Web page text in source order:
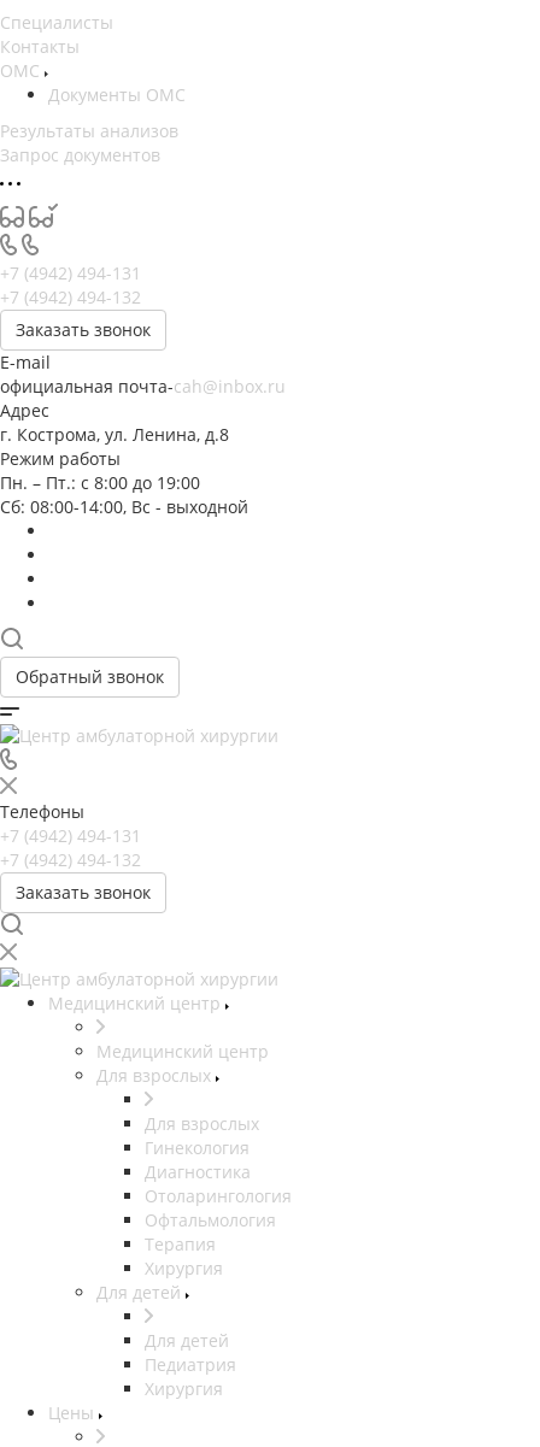
Специалисты
Контакты
ОМС
Документы ОМС
Результаты анализов
Запрос документов
+7 (4942) 494-131
+7 (4942) 494-132
Заказать звонок
E-mail
официальная почта-cah@inbox.ru
Адрес
г. Кострома, ул. Ленина, д.8
Режим работы
Пн. – Пт.: с 8:00 до 19:00
Сб: 08:00-14:00, Вс - выходной
Обратный звонок
Телефоны
+7 (4942) 494-131
+7 (4942) 494-132
Заказать звонок
Медицинский центр
Медицинский центр
Для взрослых
Для взрослых
Гинекология
Диагностика
Отоларингология
Офтальмология
Терапия
Хирургия
Для детей
Для детей
Педиатрия
Хирургия
Цены